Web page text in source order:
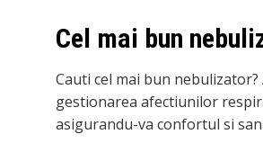
Cel mai bun
Cauti cel mai bun
gestionarea afectiunilor
asigurandu-va confortul si